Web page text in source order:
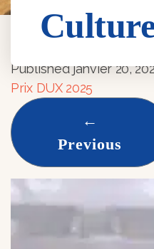
Publishedjanvier 20,
Prix DUX 2025
←
Previous